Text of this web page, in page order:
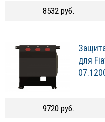
8532 руб.
для
9720 руб.